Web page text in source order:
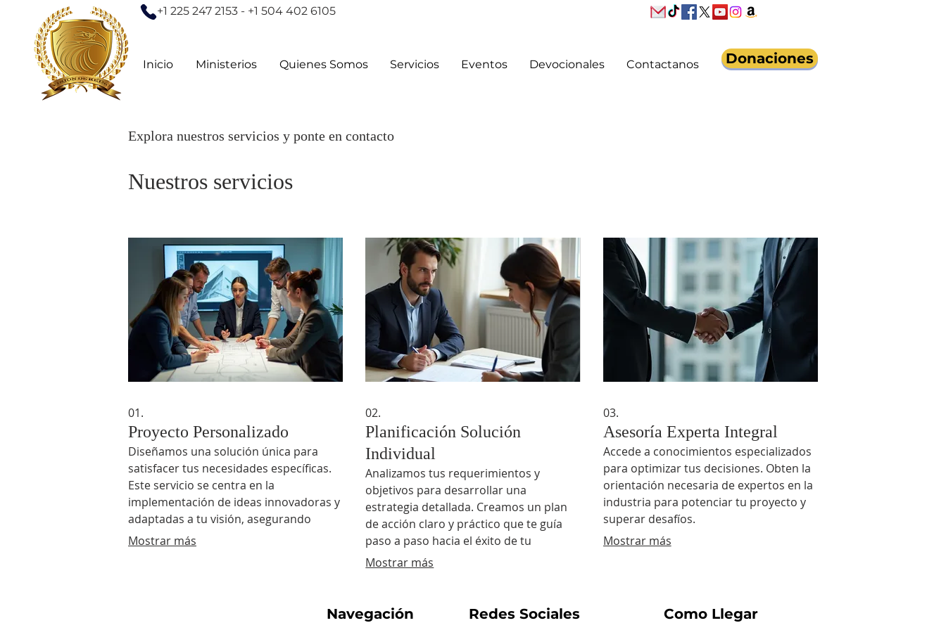
+1 225 247 2153 - +1 504 402 6105
Inicio Ministerios Quienes Somos Servicios Eventos Devocionales Contactanos Donaciones
Explora nuestros servicios y ponte en contacto
Nuestros servicios
01.
Proyecto Personalizado
Diseñamos una solución única para
satisfacer tus necesidades específicas.
Este servicio se centra en la
implementación de ideas innovadoras y
adaptadas a tu visión, asegurando
resultados excepcionales y a medida.
Mostrar más
02.
Planificación Solución
Individual
Analizamos tus requerimientos y
objetivos para desarrollar una
estrategia detallada. Creamos un plan
de acción claro y práctico que te guía
paso a paso hacia el éxito de tu
proyecto personal.
Mostrar más
03.
Asesoría Experta Integral
Accede a conocimientos especializados
para optimizar tus decisiones. Obten la
orientación necesaria de expertos en la
industria para potenciar tu proyecto y
superar desafíos.
Mostrar más
Navegación Redes Sociales Como Llegar